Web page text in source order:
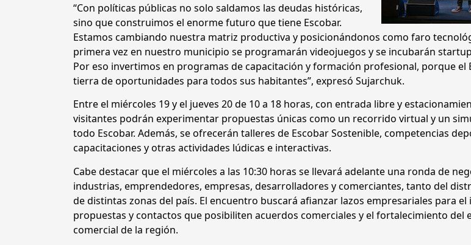
“Con políticas públicas no solo saldamos las deudas históricas,
sino que construimos el enorme futuro que tiene Escobar.
Estamos cambiando nuestra matriz productiva y posicionándonos como faro
primera vez en nuestro municipio se programarán videojuegos y se incubarán
Por eso invertimos en programas de capacitación y formación profesional, porque el
tierra de oportunidades para todos sus habitantes”, expresó Sujarchuk.
Entre el miércoles 19 y el jueves 20 de 10 a 18 horas, con entrada libre y
visitantes podrán experimentar propuestas únicas como un recorrido virtual y un
todo Escobar. Además, se ofrecerán talleres de Escobar Sostenible, competencias
capacitaciones y otras actividades lúdicas e interactivas.
Cabe destacar que el miércoles a las 10:30 horas se llevará adelante una ronda de
industrias, emprendedores, empresas, desarrolladores y comerciantes, tanto del
de distintas zonas del país. El encuentro buscará afianzar lazos empresariales para
propuestas y contactos que posibiliten acuerdos comerciales y el fortalecimiento del
comercial de la región.